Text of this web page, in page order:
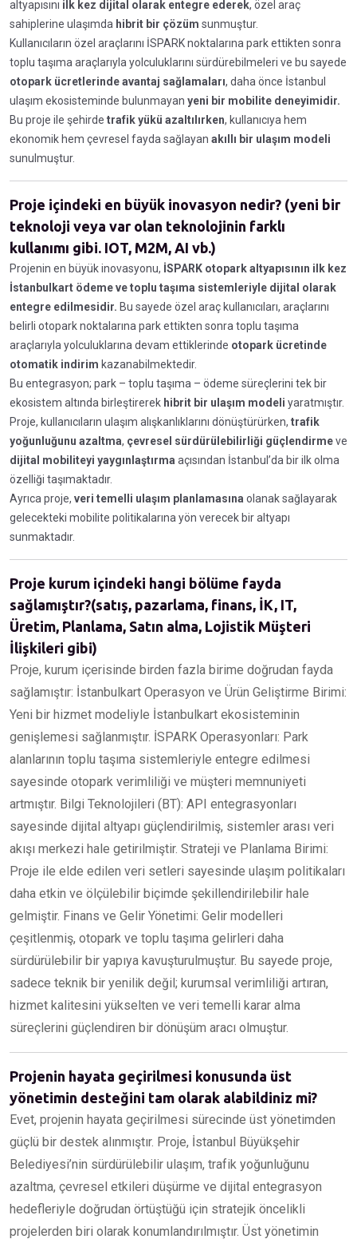
altyapısını ilk kez dijital olarak entegre ederek, özel araç
sahiplerine ulaşımda hibrit bir çözüm sunmuştur.
Kullanıcıların özel araçlarını İSPARK noktalarına park ettikten sonra
toplu taşıma araçlarıyla yolculuklarını sürdürebilmeleri ve bu sayede
otopark ücretlerinde avantaj sağlamaları, daha önce İstanbul
ulaşım ekosisteminde bulunmayan yeni bir mobilite deneyimidir.
Bu proje ile şehirde trafik yükü azaltılırken, kullanıcıya hem
ekonomik hem çevresel fayda sağlayan akıllı bir ulaşım modeli
sunulmuştur.
Proje içindeki en büyük inovasyon nedir? (yeni bir
teknoloji veya var olan teknolojinin farklı
kullanımı gibi. IOT, M2M, AI vb.)
Projenin en büyük inovasyonu, İSPARK otopark altyapısının ilk kez
İstanbulkart ödeme ve toplu taşıma sistemleriyle dijital olarak
entegre edilmesidir. Bu sayede özel araç kullanıcıları, araçlarını
belirli otopark noktalarına park ettikten sonra toplu taşıma
araçlarıyla yolculuklarına devam ettiklerinde otopark ücretinde
otomatik indirim kazanabilmektedir.
Bu entegrasyon; park – toplu taşıma – ödeme süreçlerini tek bir
ekosistem altında birleştirerek hibrit bir ulaşım modeli yaratmıştır.
Proje, kullanıcıların ulaşım alışkanlıklarını dönüştürürken, trafik
yoğunluğunu azaltma, çevresel sürdürülebilirliği güçlendirmeve
dijital mobiliteyi yaygınlaştırma açısından İstanbul’da bir ilk olma
özelliği taşımaktadır.
Ayrıca proje, veri temelli ulaşım planlamasına olanak sağlayarak
gelecekteki mobilite politikalarına yön verecek bir altyapı
sunmaktadır.
Proje kurum içindeki hangi bölüme fayda
sağlamıştır?(satış, pazarlama, finans, İK, IT,
Üretim, Planlama, Satın alma, Lojistik Müşteri
İlişkileri gibi)
Proje, kurum içerisinde birden fazla birime doğrudan fayda
sağlamıştır: İstanbulkart Operasyon ve Ürün Geliştirme Birimi:
Yeni bir hizmet modeliyle İstanbulkart ekosisteminin
genişlemesi sağlanmıştır. İSPARK Operasyonları: Park
alanlarının toplu taşıma sistemleriyle entegre edilmesi
sayesinde otopark verimliliği ve müşteri memnuniyeti
artmıştır. Bilgi Teknolojileri (BT): API entegrasyonları
sayesinde dijital altyapı güçlendirilmiş, sistemler arası veri
akışı merkezi hale getirilmiştir. Strateji ve Planlama Birimi:
Proje ile elde edilen veri setleri sayesinde ulaşım politikaları
daha etkin ve ölçülebilir biçimde şekillendirilebilir hale
gelmiştir. Finans ve Gelir Yönetimi: Gelir modelleri
çeşitlenmiş, otopark ve toplu taşıma gelirleri daha
sürdürülebilir bir yapıya kavuşturulmuştur. Bu sayede proje,
sadece teknik bir yenilik değil; kurumsal verimliliği artıran,
hizmet kalitesini yükselten ve veri temelli karar alma
süreçlerini güçlendiren bir dönüşüm aracı olmuştur.
Projenin hayata geçirilmesi konusunda üst
yönetimin desteğini tam olarak alabildiniz mi?
Evet, projenin hayata geçirilmesi sürecinde üst yönetimden
güçlü bir destek alınmıştır. Proje, İstanbul Büyükşehir
Belediyesi’nin sürdürülebilir ulaşım, trafik yoğunluğunu
azaltma, çevresel etkileri düşürme ve dijital entegrasyon
hedefleriyle doğrudan örtüştüğü için stratejik öncelikli
projelerden biri olarak konumlandırılmıştır. Üst yönetimin